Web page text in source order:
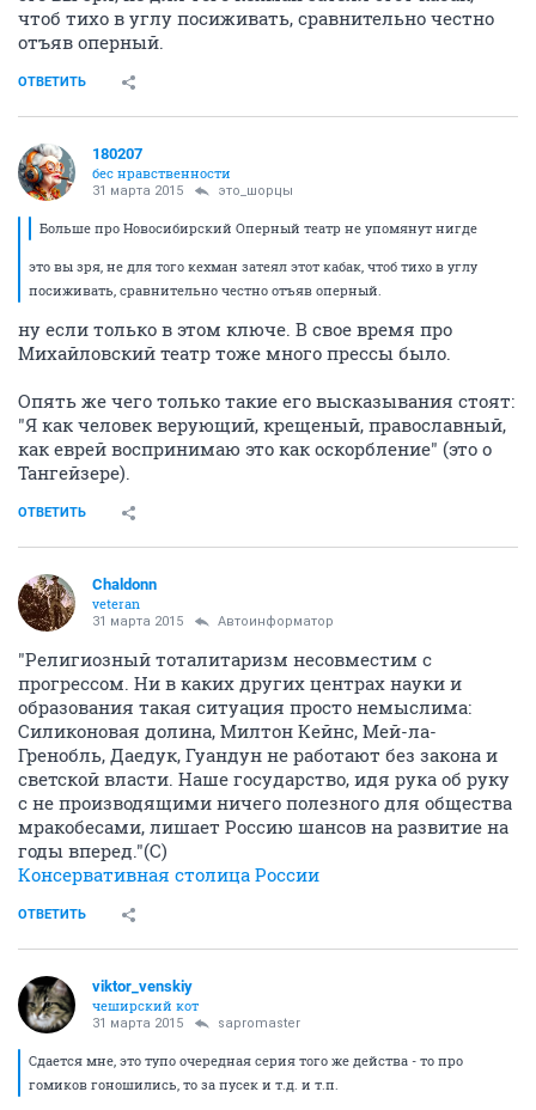
чтоб тихо в углу посиживать, сравнительно честно
отъяв оперный.
ОТВЕТИТЬ
180207
бес нравственности
31 марта 2015 это_шорцы
Больше про Новосибирский Оперный театр не упомянут нигде
это вы зря, не для того кехман затеял этот кабак, чтоб тихо в углу
посиживать, сравнительно честно отъяв оперный.
ну если только в этом ключе. В свое время про
Михайловский театр тоже много прессы было.
Опять же чего только такие его высказывания стоят:
"Я как человек верующий, крещеный, православный,
как еврей воспринимаю это как оскорбление" (это о
Тангейзере).
ОТВЕТИТЬ
Chaldonn
veteran
31 марта 2015 Автоинформатор
"Религиозный тоталитаризм несовместим с
прогрессом. Ни в каких других центрах науки и
образования такая ситуация просто немыслима:
Силиконовая долина, Милтон Кейнс, Мей-ла-
Гренобль, Даедук, Гуандун не работают без закона и
светской власти. Наше государство, идя рука об руку
с не производящими ничего полезного для общества
мракобесами, лишает Россию шансов на развитие на
годы вперед."(С)
Консервативная столица России
ОТВЕТИТЬ
viktor_venskiy
чеширский кот
31 марта 2015 sapromaster
Сдается мне, это тупо очередная серия того же действа - то про
гомиков гоношились, то за пусек и т.д. и т.п.